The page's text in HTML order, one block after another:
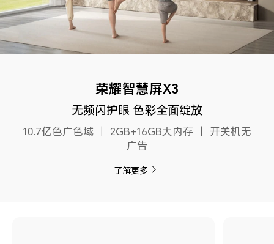
荣耀智慧屏X3
无频闪护眼 色彩全面绽放
10.7亿色广色域 ｜ 2GB+16GB大内存 ｜ 开关机无
广告
了解更多